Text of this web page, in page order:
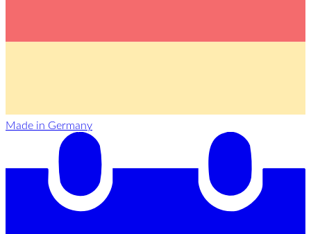
Made in Germany